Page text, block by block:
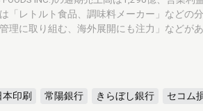
「レトルト食品、調味料メーカー」などの
理に取り組む、海外展開にも注力」などが
本印刷 常陽銀行 きらぼし銀行 セコム